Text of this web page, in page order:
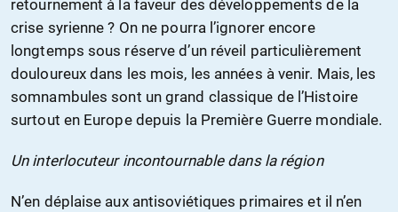
retournement à la faveur des développements de la
crise syrienne ? On ne pourra l’ignorer encore
longtemps sous réserve d’un réveil particulièrement
douloureux dans les mois, les années à venir. Mais, les
somnambules sont un grand classique de l’Histoire
surtout en Europe depuis la Première Guerre mondiale.
Un interlocuteur incontournable dans la région
N’en déplaise aux antisoviétiques primaires et il n’en